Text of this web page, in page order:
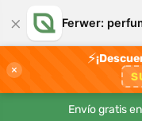
× Ferwer:
×
⚡
Envío gratis